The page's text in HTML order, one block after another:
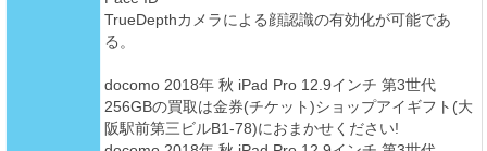
TrueDepthカメラによる顔認識の有効化が可能であ
る。
docomo 2018年 秋 iPad Pro 12.9インチ 第3世代
256GBの買取は金券(チケット)ショップアイギフト(大
阪駅前第三ビルB1-78)におまかせください!